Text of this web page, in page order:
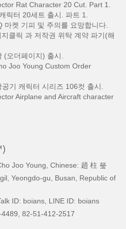
Rat Character 20 Cut. Part 1.
릭터 20세트 출시. 파트 1.
마켓 기피 및 주의를 요망합니다.
클릭 과 저작권 위탁 계약 파기(해
(오더페이지) 출시.
Joo Young Custom Order
기 캐릭터 시리즈 106컷 출시.
Airplane and Aircraft character
Joo Young, Chinese: 趙 柱 瑩
Yeongdo-gu, Busan, Republic of
ID: boians, LINE ID: boians
82-51-412-2517